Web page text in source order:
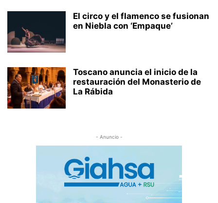
El circo y el flamenco se fusionan
en Niebla con ‘Empaque’
Toscano anuncia el inicio de la
restauración del Monasterio de
La Rábida
- Anuncio -